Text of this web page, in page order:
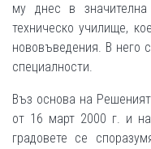
му днес в
техническо училище,
нововъведения. В него
специалности.
Въз основа на
от 16 март 2000 г. и
градовете се